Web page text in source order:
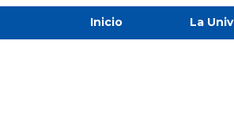
Inicio La